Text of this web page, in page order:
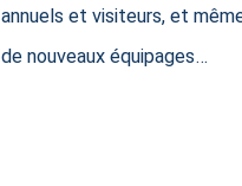
annuels et visiteurs, et
de nouveaux équipages…